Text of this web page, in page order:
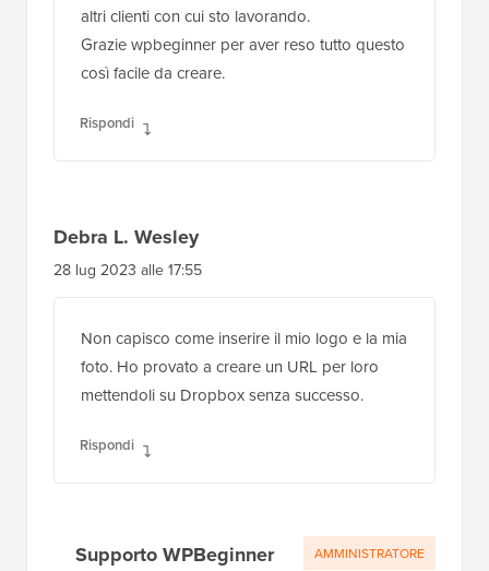
altri clienti con cui sto lavorando.
Grazie wpbeginner per aver reso tutto questo
così facile da creare.
Rispondi
Debra L. Wesley
28 lug 2023 alle 17:55
Non capisco come inserire il mio logo e la mia
foto. Ho provato a creare un URL per loro
mettendoli su Dropbox senza successo.
Rispondi
Supporto WPBeginner AMMINISTRATORE